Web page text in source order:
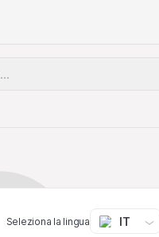
Seleziona la lingua IT